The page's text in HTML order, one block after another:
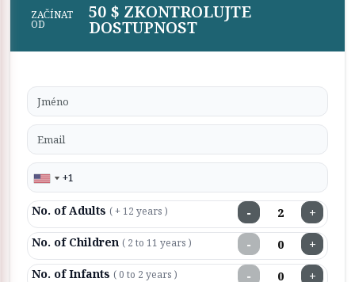
ZAČÍNAT
OD
50 $ ZKONTROLUJTE
DOSTUPNOST
No. of Adults ( + 12 years ) − +
No. of Children ( 2 to 11 years ) − +
No. of Infants ( 0 to 2 years ) − +